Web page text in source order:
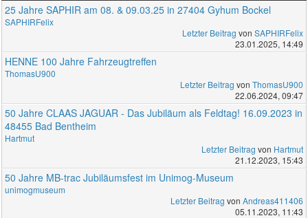
25 Jahre SAPHIR am 08. & 09.03.25 in 27404 Gyhum Bockel
SAPHIRFelix
Letzter Beitrag von SAPHIRFelix
23.01.2025, 14:49
HENNE 100 Jahre Fahrzeugtreffen
ThomasU900
Letzter Beitrag von ThomasU900
22.06.2024, 09:47
50 Jahre CLAAS JAGUAR - Das Jubiläum als Feldtag! 16.09.2023 in
48455 Bad Bentheim
Hartmut
Letzter Beitrag von Hartmut
21.12.2023, 15:43
50 Jahre MB-trac Jubiläumsfest im Unimog-Museum
unimogmuseum
Letzter Beitrag von Andreas411406
05.11.2023, 11:43